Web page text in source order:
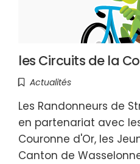
les Circuits de la
Actualités
Les Randonneurs de
en partenariat avec
Couronne d'Or, les
Canton de